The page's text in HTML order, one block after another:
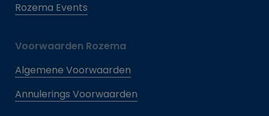
Rozema Events
Voorwaarden Rozema
Algemene Voorwaarden
Annulerings Voorwaarden